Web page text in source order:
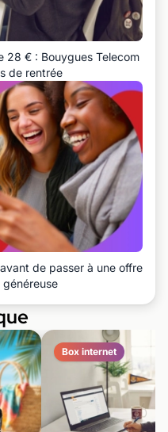
28 € : Bouygues Telecom
de rentrée
de passer à une offre
Box internet